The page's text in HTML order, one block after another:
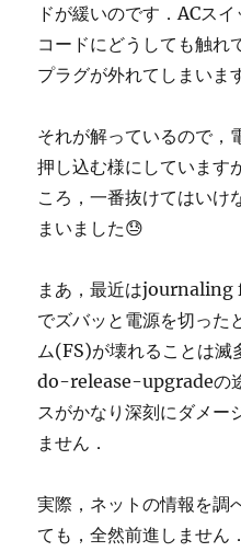
ドが緩いのです．ACス
コードにどうしても触れ
プラグが外れてしまいま
それが解っているので，
押し込む様にしています
ころ，一番抜けてはいけ
まいました😓
まあ，最近はjournaling
でズバッと電源を切った
ム(FS)が壊れることは滅
do-release-upgradeの
スがかなり深刻にダメー
ません．
実際，ネットの情報を調
ても，全然前進しません